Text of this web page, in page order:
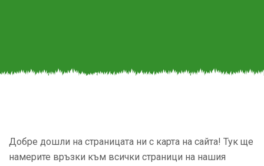
Добре дошли на страницата ни с карта на сайта! Тук ще
намерите връзки към всички страници на нашия